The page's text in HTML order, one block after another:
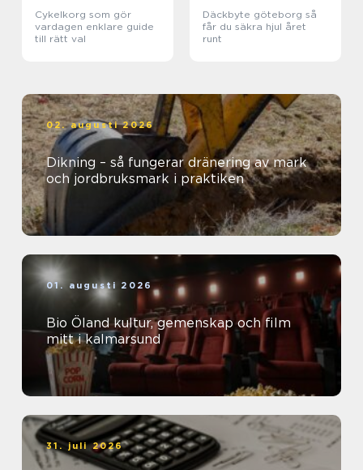
Cykelkorg som gör
vardagen enklare guide
till rätt val
Däckbyte göteborg så
får du säkra hjul året
runt
02. augusti 2026
Dikning – så fungerar dränering av mark
och jordbruksmark i praktiken
01. augusti 2026
Bio Öland kultur, gemenskap och film
mitt i kalmarsund
31. juli 2026